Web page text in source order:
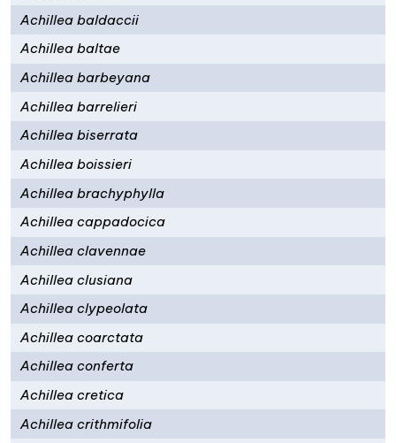
Achillea baldaccii
Achillea baltae
Achillea barbeyana
Achillea barrelieri
Achillea biserrata
Achillea boissieri
Achillea brachyphylla
Achillea cappadocica
Achillea clavennae
Achillea clusiana
Achillea clypeolata
Achillea coarctata
Achillea conferta
Achillea cretica
Achillea crithmifolia